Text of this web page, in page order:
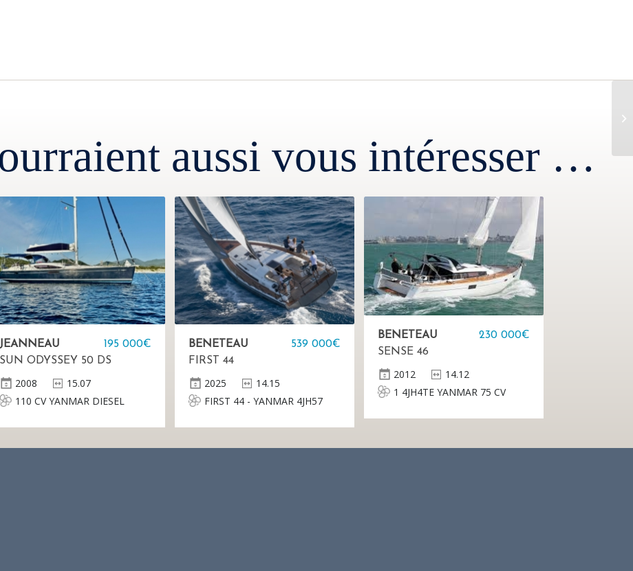
aussi vous intéresser …
JEANNEAU
SUN ODYSSEY 50 DS
195 000€
2008
15.07
110 CV YANMAR DIESEL
BENETEAU
FIRST 44
539 000€
2025
14.15
FIRST 44 - YANMAR 4JH57
BENETEAU
SENSE 46
230 000€
2012
14.12
1 4JH4TE YANMAR 75 CV